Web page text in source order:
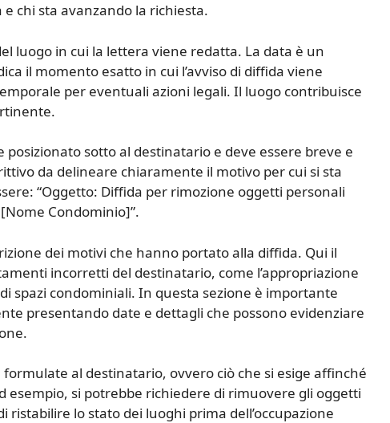
chi sta avanzando la richiesta.
luogo in cui la lettera viene redatta. La data è un
il momento esatto in cui l’avviso di diffida viene
per eventuali azioni legali. Il luogo contribuisce
posizionato sotto al destinatario e deve essere breve e
da delineare chiaramente il motivo per cui si sta
“Oggetto: Diffida per rimozione oggetti personali
Condominio]”.
dei motivi che hanno portato alla diffida. Qui il
incorretti del destinatario, come l’appropriazione
spazi condominiali. In questa sezione è importante
presentando date e dettagli che possono evidenziare
al destinatario, ovvero ciò che si esige affinché
esempio, si potrebbe richiedere di rimuovere gli oggetti
lo stato dei luoghi prima dell’occupazione